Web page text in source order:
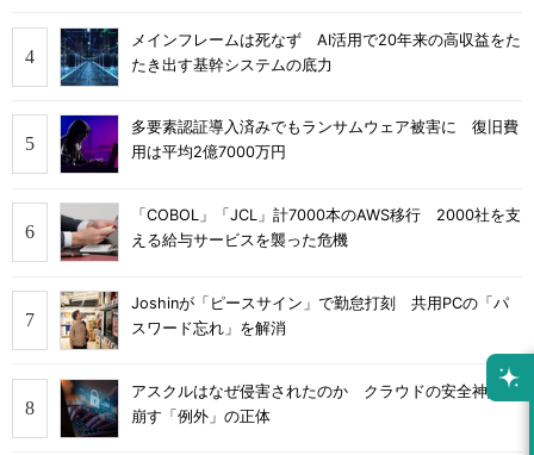
メインフレームは死なず AI活用で20年来の高収益をた
たき出す基幹システムの底力
多要素認証導入済みでもランサムウェア被害に 復旧費
用は平均2億7000万円
「COBOL」「JCL」計7000本のAWS移行 2000社を支
える給与サービスを襲った危機
Joshinが「ピースサイン」で勤怠打刻 共用PCの「パ
スワード忘れ」を解消
アスクルはなぜ侵害されたのか クラウドの安全神話を
崩す「例外」の正体